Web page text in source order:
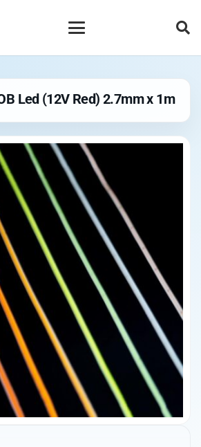
Led (12V Red) 2.7mm x 1m